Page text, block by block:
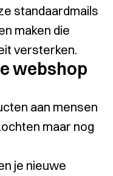
standaardmails
maken die
versterken.
webshop
aan mensen
maar nog
je nieuwe